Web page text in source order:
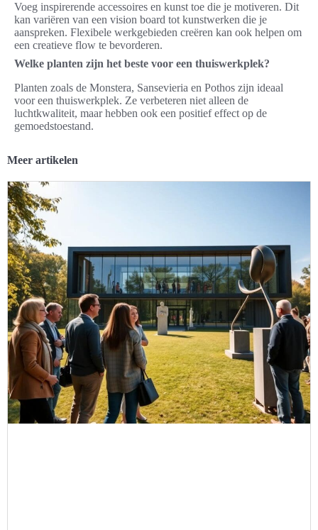
Voeg inspirerende accessoires en kunst toe die je motiveren. Dit
kan variëren van een vision board tot kunstwerken die je
aanspreken. Flexibele werkgebieden creëren kan ook helpen om
een creatieve flow te bevorderen.
Welke planten zijn het beste voor een thuiswerkplek?
Planten zoals de Monstera, Sansevieria en Pothos zijn ideaal
voor een thuiswerkplek. Ze verbeteren niet alleen de
luchtkwaliteit, maar hebben ook een positief effect op de
gemoedstoestand.
Meer artikelen